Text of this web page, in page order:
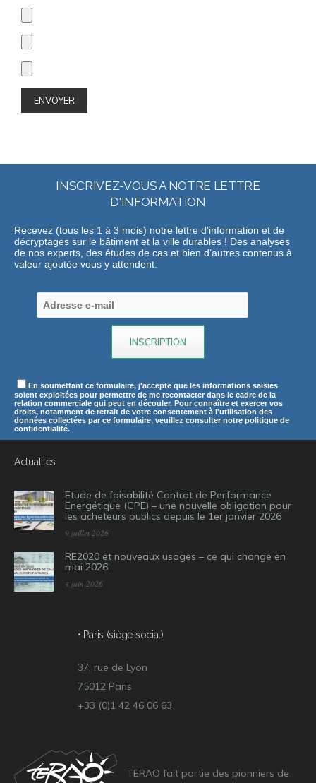
INSCRIVEZ-VOUS A NOTRE LETTRE
D'INFORMATION
Recevez (tous les 1 à 3 mois) notre lettre d'information et de
décryptages sur le bâtiment et la ville durables ! Des analyses
de nos experts, des études de cas et bien d’autres contenus à
valeur ajoutée vous y attendent.
En soumettant ce formulaire, j'accepte que les informations saisies
soient exploitées pour permettre de me recontacter dans le cadre de la
relation commerciale qui peut en découler. Pour connaître et exercer vos
droits, notamment de retrait de votre consentement à l'utilisation des
données collectées par ce formulaire, veuillez consulter notre politique de
confidentialité.
Actualités
Etude de faisabilité Contrat de Performance
Energétique (CPE) – une nouvelle obligation pour
les acheteurs publics depuis le 1er janvier 2026
9 juillet 2026
RE2020 et nouveaux usages – ce qui change en
mai 2026
4 juin 2026
• Paris (siège social)
37, rue de Lyon
75012 Paris
+33 (0)1 42 46 06 63
TERAO fait partie des pionniers de